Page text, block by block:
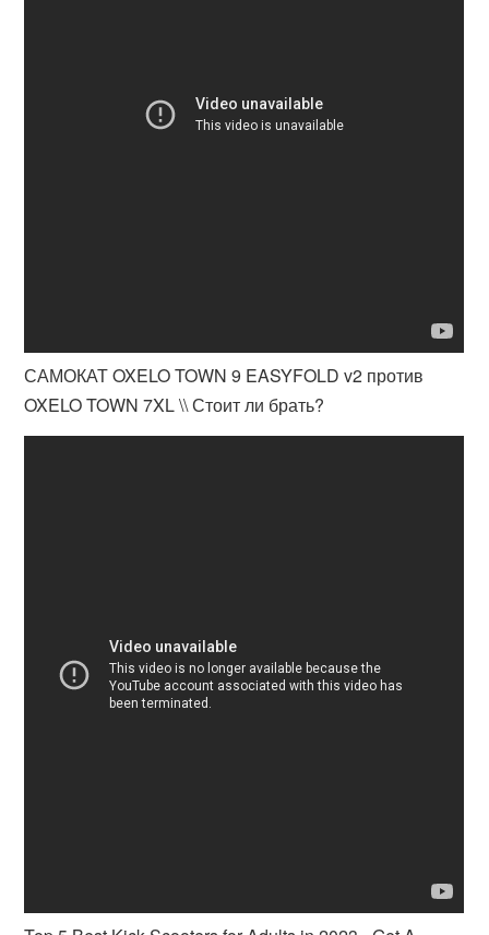
САМОКАТ OXELO TOWN 9 EASYFOLD v2 против
OXELO TOWN 7XL \\ Стоит ли брать?